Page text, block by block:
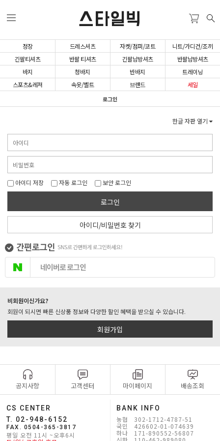
스타일빅
정장 드레스셔츠 자켓/점퍼/코트
니트/가디건/조끼
긴팔티셔츠
반팔 티셔츠 긴팔남방셔츠
반팔남방셔츠
바지
청바지 반바지
트레이닝
스포츠&레져
속옷/벨트 브랜드 세일
로그인
한글 자판 열기
아이디 저장 자동 로그인 보안 로그인
로그인
아이디/비밀번호 찾기
네이버로 로그인
비회원이신가요?
회원이 되시면 빠른 신상품 정보와 다양한 할인 혜택을 받으실 수 있습니다.
회원가입
공지사항 고객센터 마이페이지 배송조회
CS CENTER
T. 02-948-6152
FAX. 0504-365-3817
평일 오전 11시 ~오후6시
BANK INFO
농협 302-1712-4787-51
국민 426602-01-074639
하나 171-890552-56807